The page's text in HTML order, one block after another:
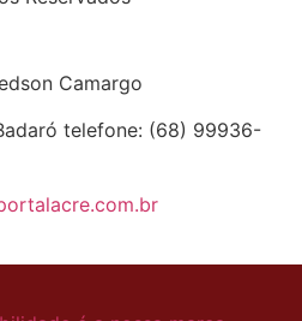
Camargo
telefone: (68) 99936-